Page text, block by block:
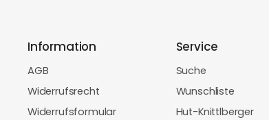
Information
AGB
Widerrufsrecht
Widerrufsformular
Service
Suche
Wunschliste
Hut-Knittlberger